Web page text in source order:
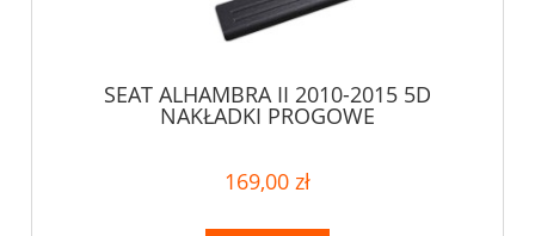
SEAT ALHAMBRA II 2010-2015 5D
NAKŁADKI PROGOWE
169,00 zł